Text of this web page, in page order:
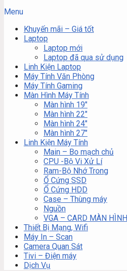
Menu
Khuyến mãi – Giá tốt
Laptop
Laptop mới
Laptop đã qua sử dụng
Linh Kiện Laptop
Máy Tính Văn Phòng
Máy Tính Gaming
Màn Hình Máy Tính
Màn hình 19″
Màn hình 22″
Màn hình 24″
Màn hình 27″
Linh Kiện Máy Tính
Main – Bo mạch chủ
CPU -Bộ Vi Xử Lí
Ram-Bộ Nhớ Trong
Ổ Cứng SSD
Ổ Cứng HDD
Case – Thùng máy
Nguồn
VGA – CARD MÀN HÌNH
Thiết Bị Mạng, Wifi
Máy In – Scan
Camera Quan Sát
Tivi – Điện máy
Dịch Vụ